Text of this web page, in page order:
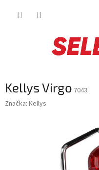
Kellys Virgo 7043
Značka: Kellys